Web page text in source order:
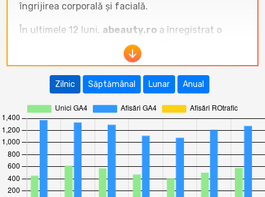
îngrijirea corporală și facială.
În ultimele 12 luni, abeauty.ro a înregistrat o
evoluție fluctuantă a traficului. Cel mai înalt nivel
noiembrie 2025
vizitatori uniciși peste 102.000 afișări. Perioada
ianuarie-iulie 2026 a arătat o stabilizare între
creștere în ianuarie 2026 (20.024 vizitatori).
Traficul a scăzut semnificativ față de vârfurile din
toamna anului 2025, dar s-a menținut constant în
prima jumătate a anului 2026, indicând o
audiență fidelă și un interes susținut pentru
Zilnic Săptămânal Lunar Anual